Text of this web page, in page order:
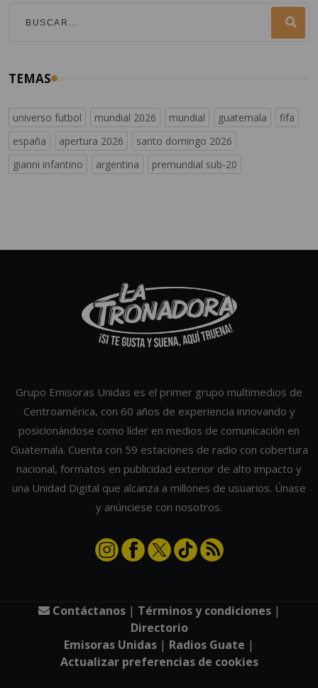
TEMAS
universo futbol mundial 2026 mundial guatemala
fifa
españa
apertura 2026
santo domingo 2026
gianni infantino
argentina premundial sub-20
Grupo Emisoras Unidas es el primer grupo multimedios de
Centroamérica, con 60 años de experiencia innovando y
posicionándose como líder en medios de comunicación en
Guatemala. Cuenta con 59 estaciones de radio con cobertura
nacional, formatos en publicidad exterior de alto impacto y
una Unidad Digital que alcanza a millones de usuarios. Únase
y anúnciese con nosotros.
Contáctanos| Términos y condiciones|
Directorio
Emisoras Unidas | Radios Guate |
Actualizar preferencias de cookies